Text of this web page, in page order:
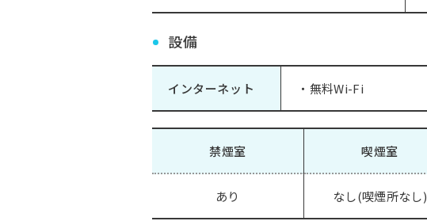
設備
インターネット ・無料Wi-Fi
禁煙室
あり
喫煙室
なし(喫煙所なし)